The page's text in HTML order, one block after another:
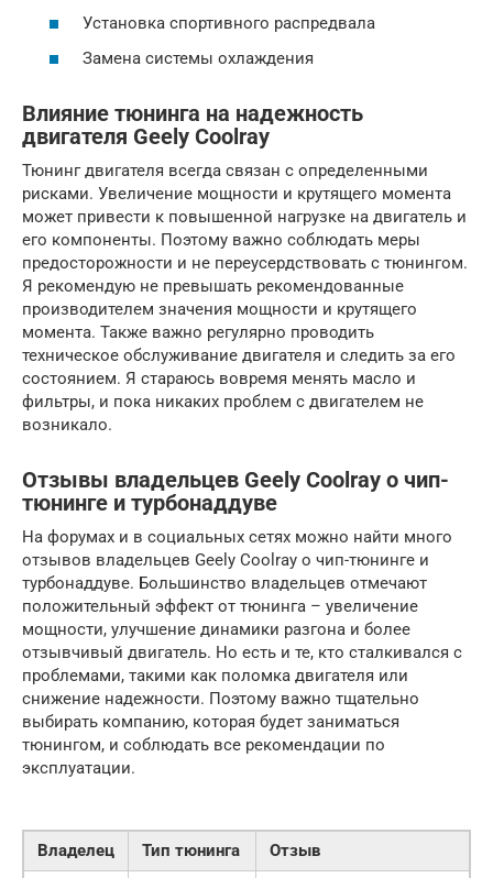
Установка спортивного распредвала
Замена системы охлаждения
Влияние тюнинга на надежность
двигателя Geely Coolray
Тюнинг двигателя всегда связан с определенными
рисками. Увеличение мощности и крутящего момента
может привести к повышенной нагрузке на двигатель и
его компоненты. Поэтому важно соблюдать меры
предосторожности и не переусердствовать с тюнингом.
Я рекомендую не превышать рекомендованные
производителем значения мощности и крутящего
момента. Также важно регулярно проводить
техническое обслуживание двигателя и следить за его
состоянием. Я стараюсь вовремя менять масло и
фильтры, и пока никаких проблем с двигателем не
возникало.
Отзывы владельцев Geely Coolray о чип-
тюнинге и турбонаддуве
На форумах и в социальных сетях можно найти много
отзывов владельцев Geely Coolray о чип-тюнинге и
турбонаддуве. Большинство владельцев отмечают
положительный эффект от тюнинга – увеличение
мощности, улучшение динамики разгона и более
отзывчивый двигатель. Но есть и те, кто сталкивался с
проблемами, такими как поломка двигателя или
снижение надежности. Поэтому важно тщательно
выбирать компанию, которая будет заниматься
тюнингом, и соблюдать все рекомендации по
эксплуатации.
Владелец Тип тюнинга Отзыв